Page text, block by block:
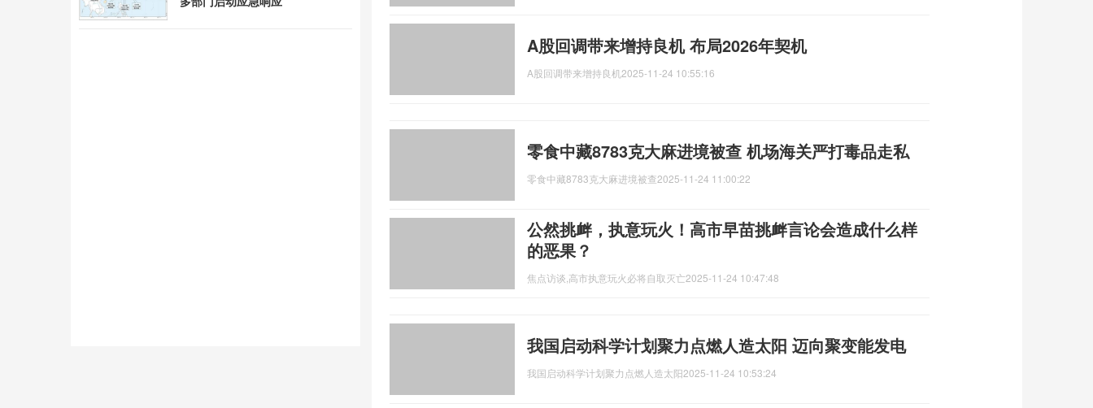
A股回调带来增持良机 布局2026年契机
A股回调带来增持良机 2025-11-24 10:55:16
零食中藏8783克大麻进境被查 机场海关严打毒品走私
零食中藏8783克大麻进境被查2025-11-24 11:00:22
公然挑衅，执意玩火！高市早苗挑衅言论会造成什么样
的恶果？
焦点访谈,高市执意玩火必将自取灭亡2025-11-24 10:47:48
我国启动科学计划聚力点燃人造太阳 迈向聚变能发电
我国启动科学计划聚力点燃人造太阳2025-11-24 10:53:24